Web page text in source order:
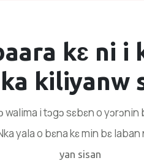
kɛ ni i
kiliyanw
walima i tɔgɔ sɛbɛn o
yala o bɛna kɛ min bɛ
yan sisan